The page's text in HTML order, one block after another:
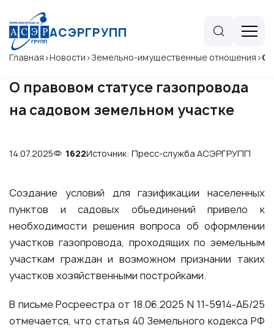
АСЭРГРУПП
Главная >Новости >Земельно-имущественные отношения >О
О правовом статусе газопровода
на садовом земельном участке
14.07.2025 1622Источник: Пресс-служба АСЭРГРУПП
Создание условий для газификации населенных
пунктов и садовых объединений привело к
необходимости решения вопроса об оформлении
участков газопровода, проходящих по земельным
участкам граждан и возможном признании таких
участков хозяйственными постройками.
В письме Росреестра от 18.06.2025 N 11-5914-АБ/25
отмечается, что статья 40 Земельного кодекса РФ